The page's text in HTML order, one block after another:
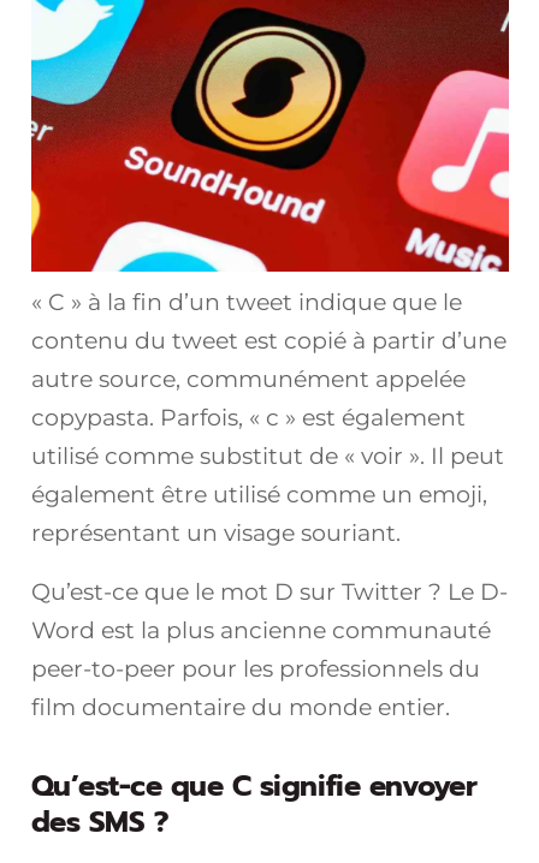
« C » à la fin d’un tweet indique que le
contenu du tweet est copié à partir d’une
autre source, communément appelée
copypasta. Parfois, « c » est également
utilisé comme substitut de « voir ». Il peut
également être utilisé comme un emoji,
représentant un visage souriant.
Qu’est-ce que le mot D sur Twitter ? Le D-
Word est la plus ancienne communauté
peer-to-peer pour les professionnels du
film documentaire du monde entier.
Qu’est-ce que C signifie envoyer
des SMS ?